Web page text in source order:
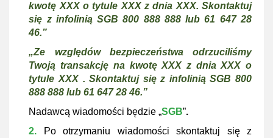
kwotę XXX o tytule XXX z dnia XXX. Skontaktuj
się z infolinią SGB 800 888 888 lub 61 647 28
46.”
„Ze względów bezpieczeństwa odrzuciliśmy
Twoją transakcję na kwotę XXX z dnia XXX o
tytule XXX . Skontaktuj się z infolinią SGB 800
888 888 lub 61 647 28 46.”
Nadawcą wiadomości będzie „SGB”.
2.
Po otrzymaniu wiadomości skontaktuj się z